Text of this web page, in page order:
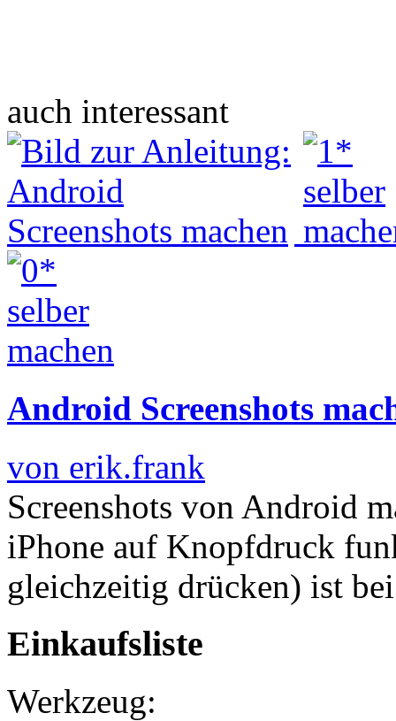
auch interessant
Android Screenshots
von erik.frank
Screenshots von Android
iPhone auf Knopfdruck
gleichzeitig drücken) ist
Einkaufsliste
Werkzeug: